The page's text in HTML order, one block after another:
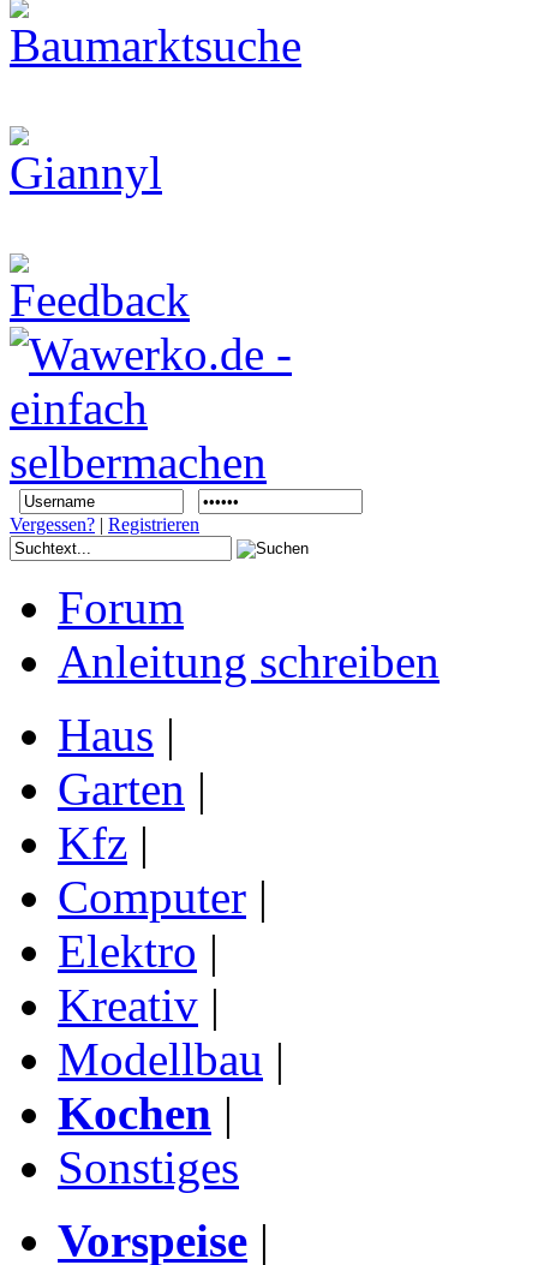
Vergessen? | Registrieren
Forum
Anleitung schreiben
Haus |
Garten |
Kfz |
Computer |
Elektro |
Kreativ |
Modellbau |
Kochen |
Sonstiges
Vorspeise |